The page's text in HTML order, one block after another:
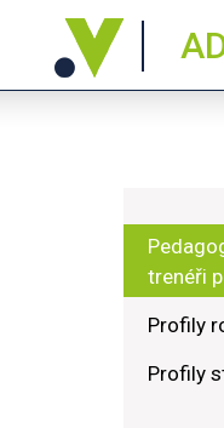
trenéři
Profily
Profily